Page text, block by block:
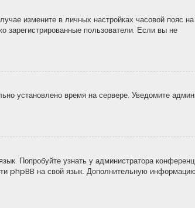
измените в личных настройках часовой пояс на
зарегистрированные пользователи. Если вы не
установлено время на сервере. Уведомите
Попробуйте узнать у администратора
phpBB на свой язык. Дополнительную